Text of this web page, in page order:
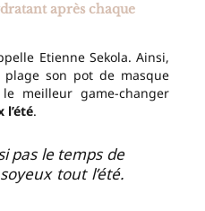
après chaque
Etienne Sekola. Ainsi,
son pot de masque
meilleur game-changer
l’été.
pas le temps de
tout l’été.